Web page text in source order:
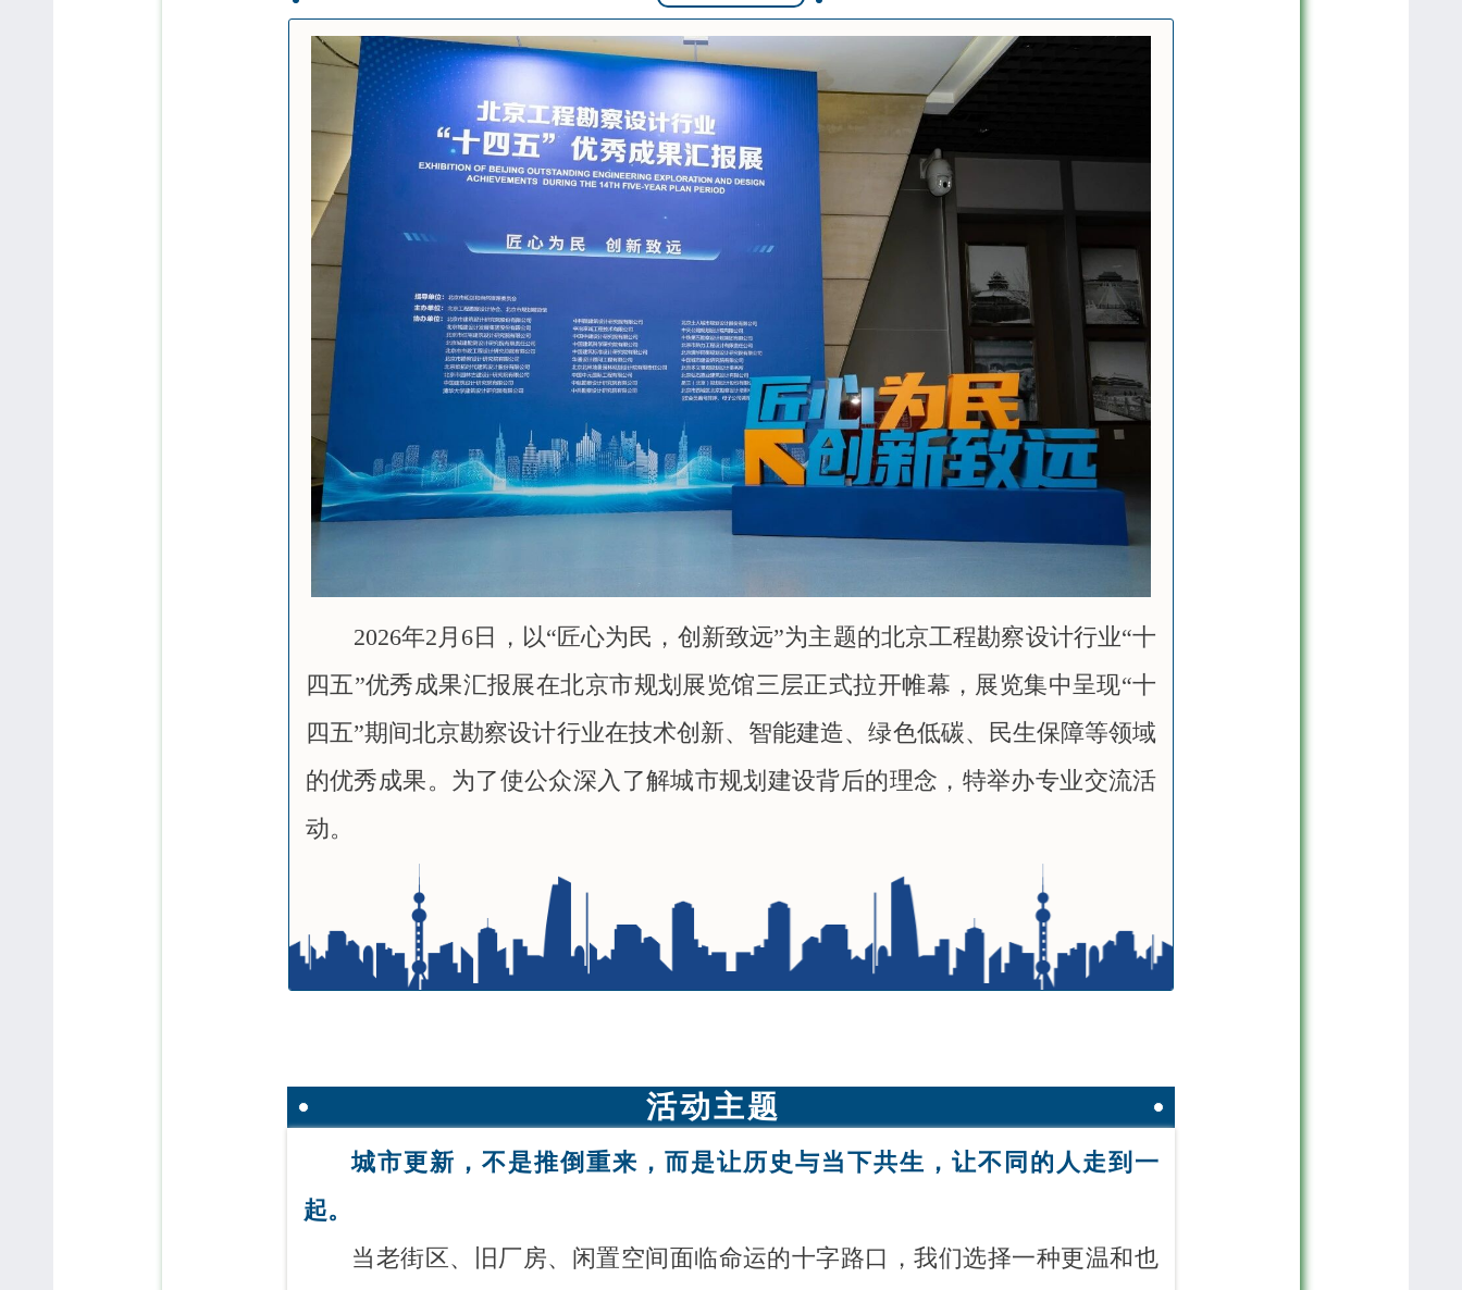
2026年2月6日，以“匠心为民，创新致远”为主题的北京工程勘察设计行业“十
四五”优秀成果汇报展在北京市规划展览馆三层正式拉开帷幕，展览集中呈现“十
四五”期间北京勘察设计行业在技术创新、智能建造、绿色低碳、民生保障等领域
的优秀成果。为了使公众深入了解城市规划建设背后的理念，特举办专业交流活
动。
活动主题
城市更新，不是推倒重来，而是让历史与当下共生，让不同的人走到一
起。
当老街区、旧厂房、闲置空间面临命运的十字路口，我们选择一种更温和也